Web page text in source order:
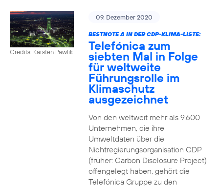
Credits: Karsten Pawlik
09. Dezember 2020
BESTNOTE A IN DER CDP-KLIMA-LISTE:
Telefónica zum
siebten Mal in Folge
für weltweite
Führungsrolle im
Klimaschutz
ausgezeichnet
Von den weltweit mehr als 9.600
Unternehmen, die ihre
Umweltdaten über die
Nichtregierungsorganisation CDP
(früher: Carbon Disclosure Project)
offengelegt haben, gehört die
Telefónica Gruppe zu den